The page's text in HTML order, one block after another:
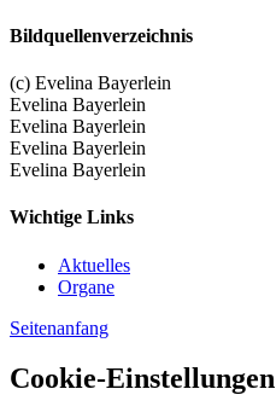
Bildquellenverzeichnis
(c) Evelina Bayerlein
Evelina Bayerlein
Evelina Bayerlein
Evelina Bayerlein
Evelina Bayerlein
Wichtige Links
Aktuelles
Organe
Seitenanfang
Cookie-Einstellungen